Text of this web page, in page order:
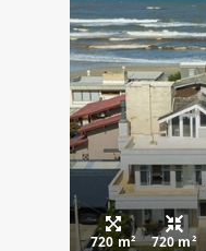
720 m² 720 m²